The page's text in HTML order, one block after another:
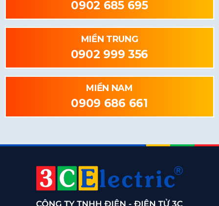
0902 685 695
MIỀN TRUNG
0902 999 356
MIỀN NAM
0909 686 661